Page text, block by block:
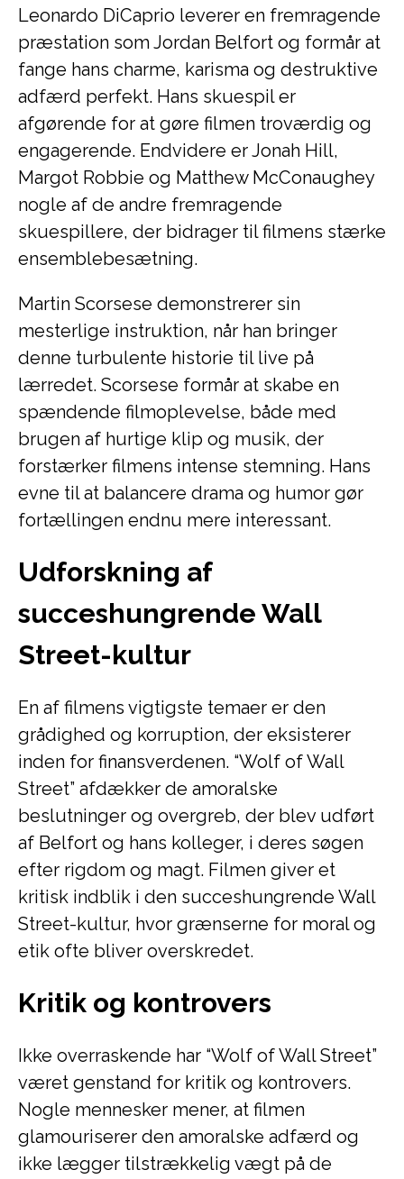
Leonardo DiCaprio leverer en fremragende
præstation som Jordan Belfort og formår at
fange hans charme, karisma og destruktive
adfærd perfekt. Hans skuespil er
afgørende for at gøre filmen troværdig og
engagerende. Endvidere er Jonah Hill,
Margot Robbie og Matthew McConaughey
nogle af de andre fremragende
skuespillere, der bidrager til filmens stærke
ensemblebesætning.
Martin Scorsese demonstrerer sin
mesterlige instruktion, når han bringer
denne turbulente historie til live på
lærredet. Scorsese formår at skabe en
spændende filmoplevelse, både med
brugen af ​​hurtige klip og musik, der
forstærker filmens intense stemning. Hans
evne til at balancere drama og humor gør
fortællingen endnu mere interessant.
Udforskning af
succeshungrende Wall
Street-kultur
En af filmens vigtigste temaer er den
grådighed og korruption, der eksisterer
inden for finansverdenen. “Wolf of Wall
Street” afdækker de amoralske
beslutninger og overgreb, der blev udført
af Belfort og hans kolleger, i deres søgen
efter rigdom og magt. Filmen giver et
kritisk indblik i den succeshungrende Wall
Street-kultur, hvor grænserne for moral og
etik ofte bliver overskredet.
Kritik og kontrovers
Ikke overraskende har “Wolf of Wall Street”
været genstand for kritik og kontrovers.
Nogle mennesker mener, at filmen
glamouriserer den amoralske adfærd og
ikke lægger tilstrækkelig vægt på de